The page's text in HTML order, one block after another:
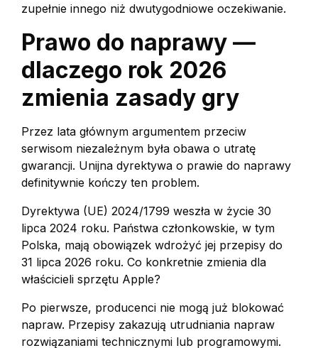
zupełnie innego niż dwutygodniowe oczekiwanie.
Prawo do naprawy —
dlaczego rok 2026
zmienia zasady gry
Przez lata głównym argumentem przeciw
serwisom niezależnym była obawa o utratę
gwarancji. Unijna dyrektywa o prawie do naprawy
definitywnie kończy ten problem.
Dyrektywa (UE) 2024/1799 weszła w życie 30
lipca 2024 roku. Państwa członkowskie, w tym
Polska, mają obowiązek wdrożyć jej przepisy do
31 lipca 2026 roku. Co konkretnie zmienia dla
właścicieli sprzętu Apple?
Po pierwsze, producenci nie mogą już blokować
napraw. Przepisy zakazują utrudniania napraw
rozwiązaniami technicznymi lub programowymi.